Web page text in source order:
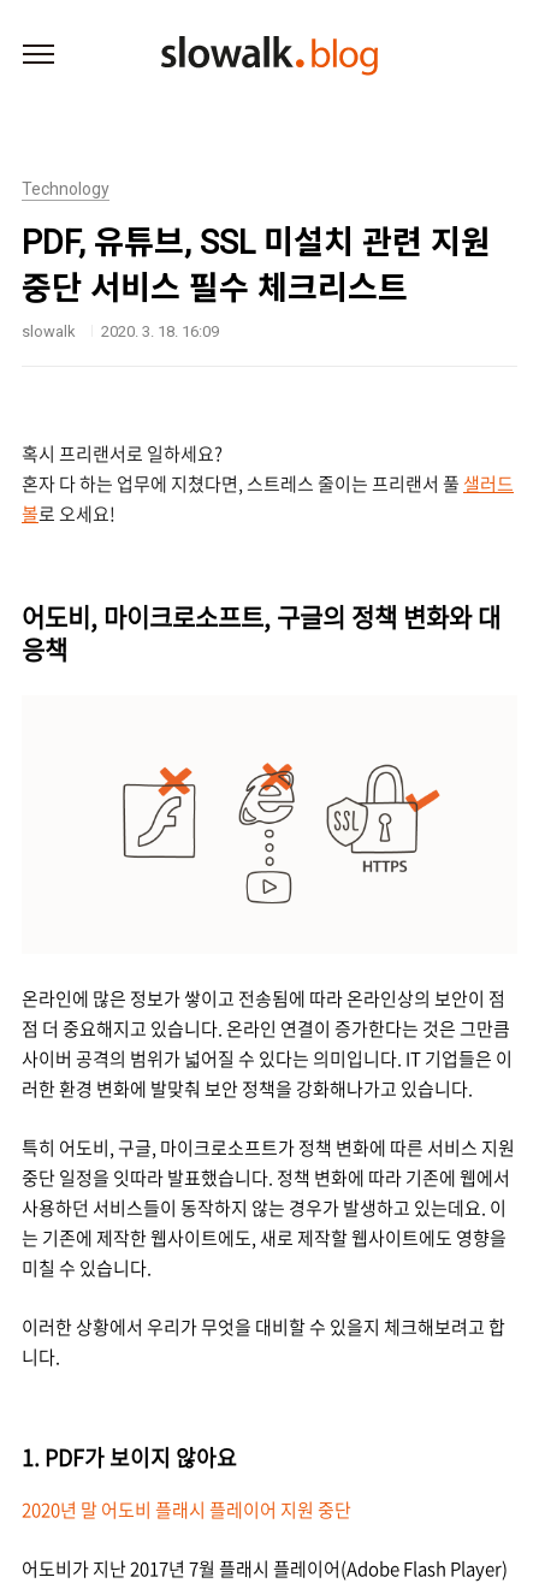
Technology
PDF, 유튜브, SSL 미설치 관련 지원
중단 서비스 필수 체크리스트
slowalk 2020. 3. 18. 16:09
혹시 프리랜서로 일하세요?
혼자 다 하는 업무에 지쳤다면, 스트레스 줄이는 프리랜서 풀 샐러드
볼로 오세요!
어도비, 마이크로소프트, 구글의 정책 변화와 대
응책
온라인에 많은 정보가 쌓이고 전송됨에 따라 온라인상의 보안이 점
점 더 중요해지고 있습니다. 온라인 연결이 증가한다는 것은 그만큼
사이버 공격의 범위가 넓어질 수 있다는 의미입니다. IT 기업들은 이
러한 환경 변화에 발맞춰 보안 정책을 강화해나가고 있습니다.
특히 어도비, 구글, 마이크로소프트가 정책 변화에 따른 서비스 지원
중단 일정을 잇따라 발표했습니다. 정책 변화에 따라 기존에 웹에서
사용하던 서비스들이 동작하지 않는 경우가 발생하고 있는데요. 이
는 기존에 제작한 웹사이트에도, 새로 제작할 웹사이트에도 영향을
미칠 수 있습니다.
이러한 상황에서 우리가 무엇을 대비할 수 있을지 체크해보려고 합
니다.
1. PDF가 보이지 않아요
2020년 말 어도비 플래시 플레이어 지원 중단
어도비가 지난 2017년 7월 플래시 플레이어(Adobe Flash Player)